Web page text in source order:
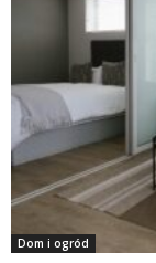
Dom i ogród